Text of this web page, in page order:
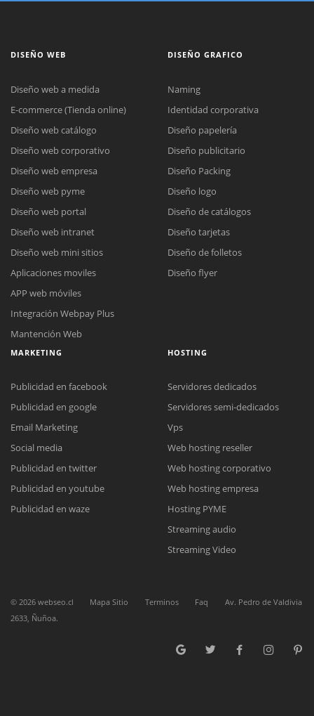
Reunión online
Nuestros ejecutivos le enviarán un correo electrónico con el enlace a
Meet para la reunión online.
Cotización
Complete el formulario y nos contactaremos a la brevedad.
Chat Online
para enviarnos un correo electrónico con sus datos personales.
DISEÑO WEB
Diseño web a medida
E-commerce (Tienda online)
Diseño web catálogo
Diseño web corporativo
Diseño web empresa
Diseño web pyme
Diseño web portal
Diseño web intranet
Diseño web mini sitios
Aplicaciones moviles
APP web móviles
Integración Webpay Plus
Mantención Web
DISEÑO GRAFICO
Naming
Identidad corporativa
Diseño papelería
Diseño publicitario
Diseño Packing
Diseño logo
Diseño de catálogos
Diseño tarjetas
Diseño de folletos
Diseño flyer
MARKETING
Publicidad en facebook
Publicidad en google
Email Marketing
Social media
Publicidad en twitter
Publicidad en youtube
Publicidad en waze
HOSTING
Servidores dedicados
Servidores semi-dedicados
Vps
Web hosting reseller
Web hosting corporativo
Web hosting empresa
Hosting PYME
Streaming audio
Streaming Video
© 2026 webseo.cl Mapa Sitio Terminos Faq
Av. Pedro de Valdivia
2633, Ñuñoa.